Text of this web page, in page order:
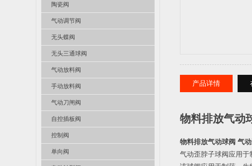
陶瓷阀
气动调节阀
无头蝶阀
无头三通球阀
气动放料阀
手动放料阀
气动刀闸阀
自控插板阀
控制阀
单向阀
产品详情
物料排放气动
物料排放气动球阀 气
气动歪脖子球阀应用于